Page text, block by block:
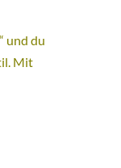
und du
Mit